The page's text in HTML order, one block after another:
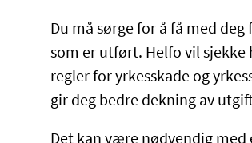
Du må sørge for å få med
som er utført. Helfo vil
regler for yrkesskade og
gir deg bedre dekning av
Det kan være nødvendig